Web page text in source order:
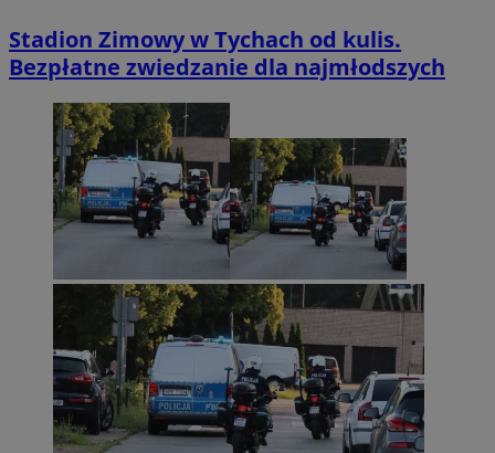
Stadion Zimowy w Tychach od kulis.
Bezpłatne zwiedzanie dla najmłodszych